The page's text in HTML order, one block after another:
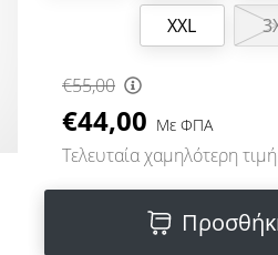
XXL
€55,00
€44,00 Με ΦΠΑ
Τελευταία χαμηλότερη